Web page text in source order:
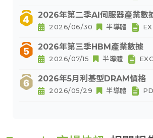
2026年第二季AI伺服器產業數
2026/06/30 半導體
2026年第三季HBM產業數據
2026/07/15 半導體
2026年5月利基型DRAM價格
2026/05/29 半導體